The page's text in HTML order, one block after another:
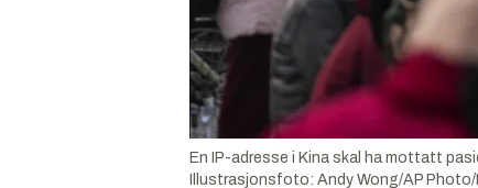
En IP-adresse i Kina skal ha mottatt
Illustrasjonsfoto: Andy Wong/AP